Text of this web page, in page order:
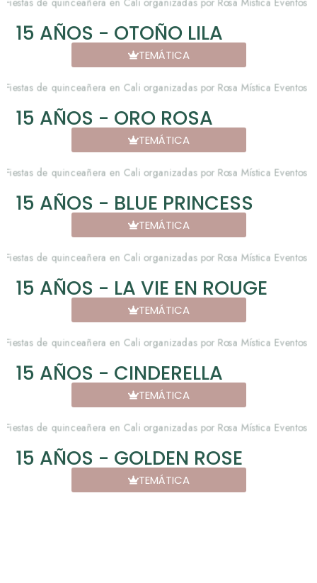
15 AÑOS - OTOÑO LILA
TEMÁTICA
15 AÑOS - ORO ROSA
TEMÁTICA
15 AÑOS - BLUE PRINCESS
TEMÁTICA
15 AÑOS - LA VIE EN ROUGE
TEMÁTICA
15 AÑOS - CINDERELLA
TEMÁTICA
15 AÑOS - GOLDEN ROSE
TEMÁTICA